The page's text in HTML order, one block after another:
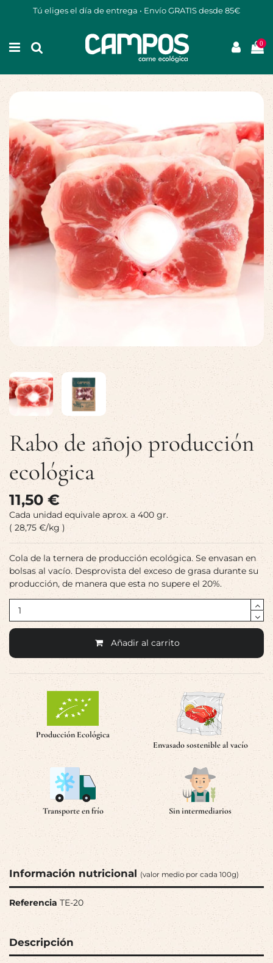
Tú eliges el día de entrega • Envío GRATIS desde 85€
0
Rabo de añojo producción
ecológica
11,50 €
Cada unidad equivale aprox. a 400 gr.
( 28,75 €/kg )
Cola de la ternera de producción ecológica. Se envasan en
bolsas al vacío. Desprovista del exceso de grasa durante su
producción, de manera que esta no supere el 20%.
Añadir al carrito
Producción Ecológica
Envasado sostenible al vacío
Transporte en frío Sin intermediarios
Información nutricional (valor medio por cada 100g)
Referencia TE-20
Descripción